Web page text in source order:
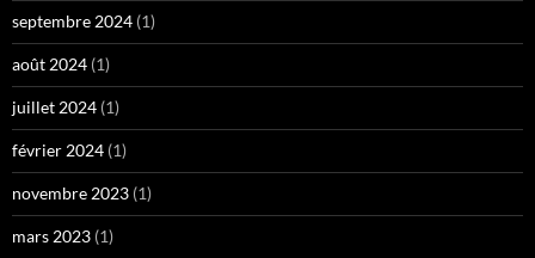
septembre 2024 (1)
août 2024 (1)
juillet 2024 (1)
février 2024 (1)
novembre 2023 (1)
mars 2023 (1)